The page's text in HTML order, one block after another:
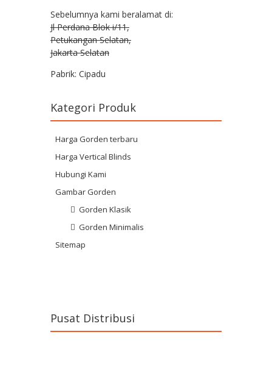
Sebelumnya kami beralamat di:
Jl Perdana Blok i/11,
Petukangan Selatan,
Jakarta Selatan
Pabrik: Cipadu
Kategori Produk
Harga Gorden terbaru
Harga Vertical Blinds
Hubungi Kami
Gambar Gorden
Gorden Klasik
Gorden Minimalis
Sitemap
Pusat Distribusi